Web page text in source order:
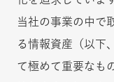
当社の事業の中で
る情報資産（以下
て極めて重要なも